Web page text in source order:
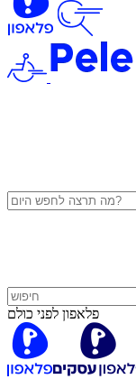
פלאפון לפני כולם